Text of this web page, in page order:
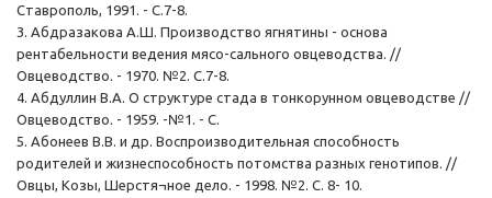
Ставрополь, 1991. - С.7-8.
3. Абдразакова А.Ш. Производство ягнятины - основа
рентабельности ведения мясо-сального овцеводства. //
Овцеводство. - 1970. №2. С.7-8.
4. Абдуллин В.А. О структуре стада в тонкорунном овцеводстве //
Овцеводство. - 1959. -№1. - С.
5. Абонеев В.В. и др. Воспроизводительная способность
родителей и жизнеспособность потомства разных генотипов. //
Овцы, Козы, Шерстя¬ное дело. - 1998. №2. С. 8- 10.